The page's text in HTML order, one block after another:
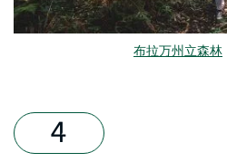
布拉万州立森林